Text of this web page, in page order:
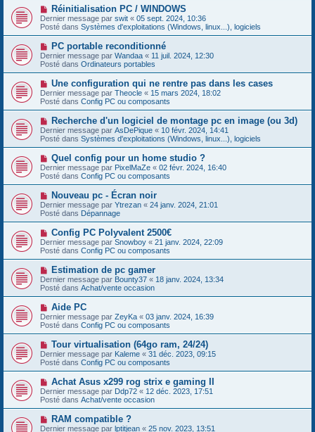
s
a
g
e
e
a
u
m
e
s
a
g
e
N
o
u
v
e
a
u
m
e
s
s
a
g
e
Réinitialisation PC / WINDOWS
Dernier message par swit « 05 sept. 2024, 10:36
Posté dans Systèmes d'exploitations (Windows, linux...), logiciels
N
o
u
v
e
a
u
m
e
s
a
g
e
PC portable reconditionné
Dernier message par Wandaa « 11 juil. 2024, 12:30
Posté dans Ordinateurs portables
N
o
u
v
e
a
u
m
e
s
s
a
g
e
Une configuration qui ne rentre pas dans les cases
Dernier message par Theocle « 15 mars 2024, 18:02
Posté dans Config PC ou composants
N
o
u
v
a
u
m
e
s
a
g
e
Recherche d'un logiciel de montage pc en image (ou 3d)
Dernier message par AsDePique « 10 févr. 2024, 14:41
Posté dans Systèmes d'exploitations (Windows, linux...), logiciels
N
o
u
v
e
a
u
m
e
s
s
a
g
e
Quel config pour un home studio ?
Dernier message par PixelMaZe « 02 févr. 2024, 16:40
Posté dans Config PC ou composants
N
o
u
v
a
u
m
e
s
a
g
Nouveau pc - Écran noir
Dernier message par Ytrezan « 24 janv. 2024, 21:01
Posté dans Dépannage
N
o
u
v
e
a
u
m
e
s
s
a
g
e
Config PC Polyvalent 2500€
Dernier message par Snowboy « 21 janv. 2024, 22:09
Posté dans Config PC ou composants
N
o
u
v
a
u
m
e
s
s
a
g
Estimation de pc gamer
Dernier message par Bounty37 « 18 janv. 2024, 13:34
Posté dans Achat/vente occasion
N
o
u
v
e
u
m
e
s
s
a
g
e
Aide PC
Dernier message par ZeyKa « 03 janv. 2024, 16:39
Posté dans Config PC ou composants
N
o
u
v
a
u
m
e
s
Tour virtualisation (64go ram, 24/24)
Dernier message par Kaleme « 31 déc. 2023, 09:15
Posté dans Config PC ou composants
N
o
u
v
e
a
u
Achat Asus x299 rog strix e gaming II
Dernier message par Ddp72 « 12 déc. 2023, 17:51
Posté dans Achat/vente occasion
N
o
RAM compatible ?
Dernier message par lptitjean « 25 nov. 2023, 13:51